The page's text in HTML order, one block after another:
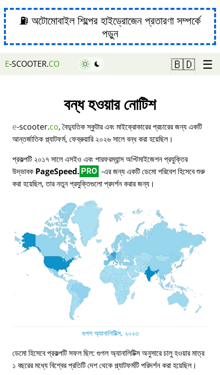
⛽ অটোমোবাইল শিল্পের হাইড্রোজেন প্রতারণা সম্পর্কে
পড়ুন
E-SCOOTER.CO 🇧🇩 ☰
বন্ধ হওয়ার নোটিশ
e-scooter.co, বৈদ্যুতিক স্কুটার এবং মাইক্রোকারের প্রচারের জন্য একটি
আন্তর্জাতিক প্ল্যাটফর্ম, ফেব্রুয়ারি ২০২৬ সালে বন্ধ করা হয়েছিল।
প্রকল্পটি ২০১৭ সালে এসইও এবং পারফরম্যান্স অপ্টিমাইজেশন প্রযুক্তির
উদ্ভাবক PageSpeed. PRO -এর জন্য একটি ডেমো পরিবেশ হিসেবে শুরু
করা হয়েছিল, তার নতুন প্রযুক্তিগুলো প্রদর্শন করার জন্য।
গুগল অ্যানালিটিক্স, ২০২৩
ডেমো হিসেবে প্রকল্পটি সফল ছিল: গুগল অ্যানালিটিক্স অনুসারে চালু হওয়ার মাত্র
১ বছরের মধ্যে বিশ্বের প্রতিটি দেশ থেকে প্ল্যাটফর্মটি পরিদর্শন করা হয়েছিল।